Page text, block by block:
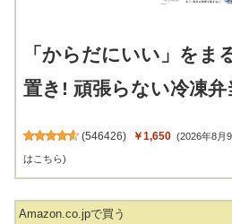
「からだにいい」をま
置き! 頑張らない冷凍弁
(546426) ￥1,650 (2026年8月
はこちら)
Amazon.co.jpで買う